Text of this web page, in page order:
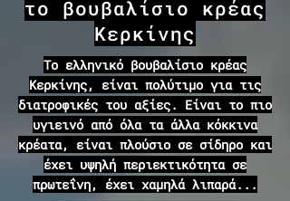
το βουβαλίσιο κρέας
Κερκίνης
Το ελληνικό βουβαλίσιο κρέας
Κερκίνης, είναι πολύτιμο για τις
διατροφικές του αξίες. Είναι το πιο
υγιεινό από όλα τα άλλα κόκκινα
κρέατα, είναι πλούσιο σε σίδηρο και
έχει υψηλή περιεκτικότητα σε
πρωτεΐνη, έχει χαμηλά λιπαρά...